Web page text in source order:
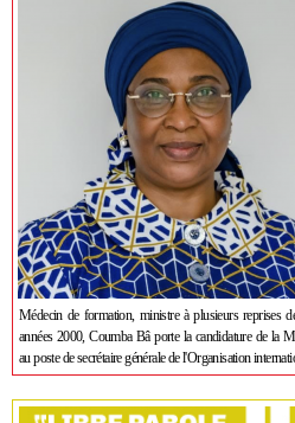
Médecin de formation, ministre à plusieurs reprises
années 2000, Coumba Bâ porte la candidature de la
au poste de secrétaire générale de l'Organisation